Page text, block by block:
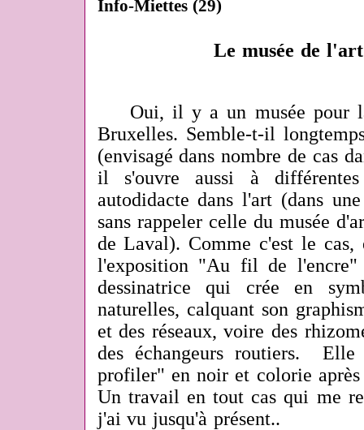
Info-Miettes (29)
Le musée de
Oui, il y a un musée pour
Bruxelles. Semble-t-il
(envisagé dans nombre de cas
il s'ouvre aussi à différentes
autodidacte dans l'art (dans
sans rappeler celle du musée
de Laval). Comme c'est le
l'exposition "Au fil de l'encre"
dessinatrice qui crée en
naturelles, calquant son
et des réseaux, voire des
des échangeurs routiers.
profiler" en noir et colorie
Un travail en tout cas qui me
j'ai vu jusqu'à présent..